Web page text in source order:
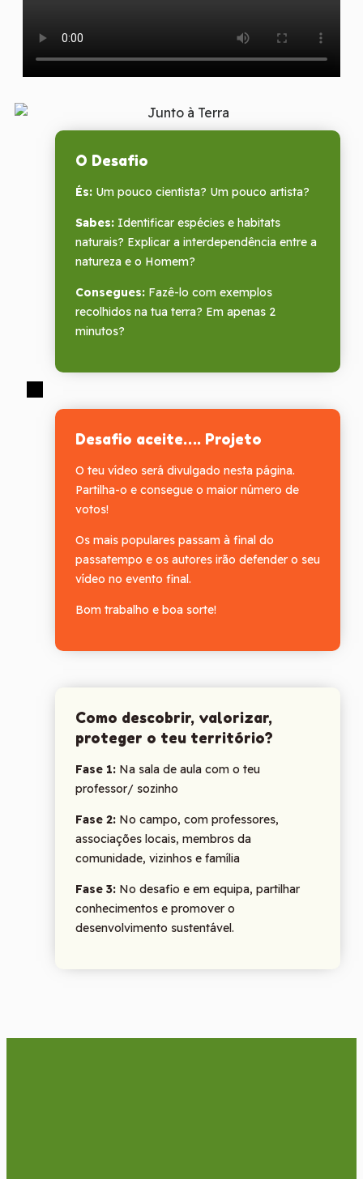
O Desafio
És: Um pouco cientista? Um pouco artista?
Sabes: Identificar espécies e habitats
naturais? Explicar a interdependência entre a
natureza e o Homem?
Consegues: Fazê-lo com exemplos
recolhidos na tua terra? Em apenas 2
minutos?
Desafio aceite…. Projeto
O teu vídeo será divulgado nesta página.
Partilha-o e consegue o maior número de
votos!
Os mais populares passam à final do
passatempo e os autores irão defender o seu
vídeo no evento final.
Bom trabalho e boa sorte!
Como descobrir, valorizar,
proteger o teu território?
Fase 1: Na sala de aula com o teu
professor/ sozinho
Fase 2: No campo, com professores,
associações locais, membros da
comunidade, vizinhos e família
Fase 3: No desafio e em equipa, partilhar
conhecimentos e promover o
desenvolvimento sustentável.